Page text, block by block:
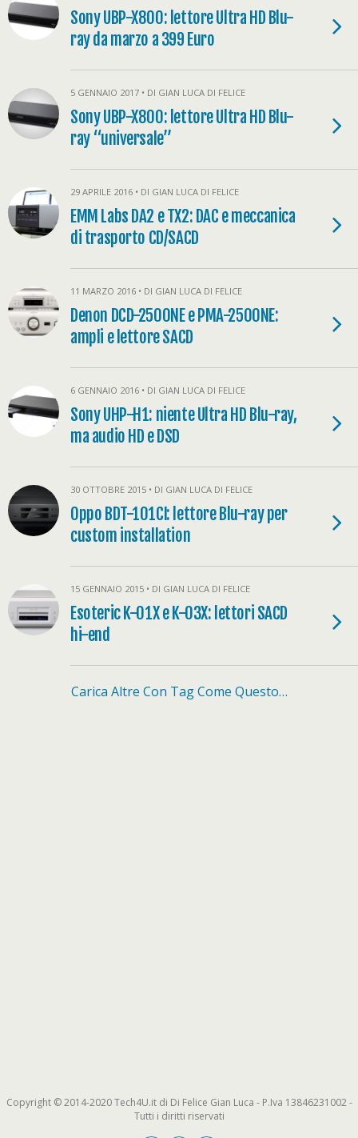
Sony UBP-X800: lettore Ultra HD Blu-
ray da marzo a 399 Euro
5 GENNAIO 2017 • DI GIAN LUCA DI FELICE
Sony UBP-X800: lettore Ultra HD Blu-
ray “universale”
29 APRILE 2016 • DI GIAN LUCA DI FELICE
EMM Labs DA2 e TX2: DAC e meccanica
di trasporto CD/SACD
11 MARZO 2016 • DI GIAN LUCA DI FELICE
Denon DCD-2500NE e PMA-2500NE:
ampli e lettore SACD
6 GENNAIO 2016 • DI GIAN LUCA DI FELICE
Sony UHP-H1: niente Ultra HD Blu-ray,
ma audio HD e DSD
30 OTTOBRE 2015 • DI GIAN LUCA DI FELICE
Oppo BDT-101CI: lettore Blu-ray per
custom installation
15 GENNAIO 2015 • DI GIAN LUCA DI FELICE
Esoteric K-01X e K-03X: lettori SACD
hi-end
Carica Altre Con Tag Come Questo…
Copyright © 2014-2020 Tech4U.it di Di Felice Gian Luca - P.Iva 13846231002 -
Tutti i diritti riservati